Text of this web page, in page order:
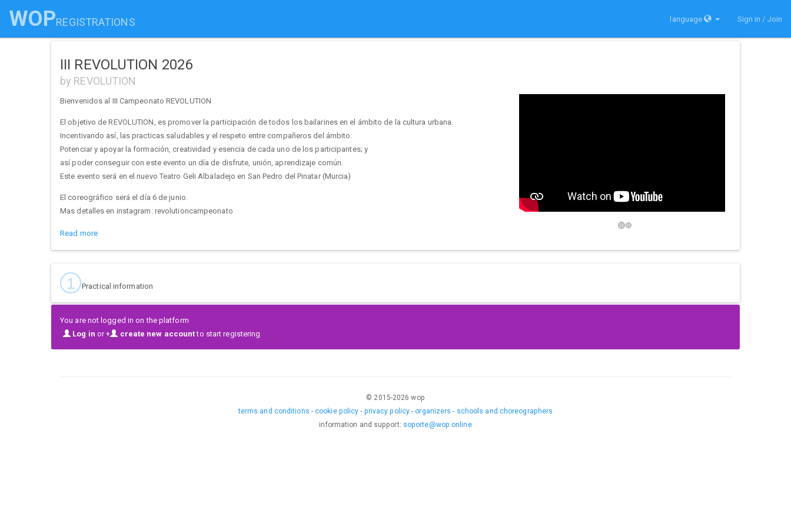
WOPREGISTRATIONS language Sign in / Join
III REVOLUTION 2026
by REVOLUTION
Bienvenidos al III Campeonato REVOLUTION
El objetivo de REVOLUTION, es promover la participación de todos los bailarines en el ámbito de la cultura urbana.
Incentivando así, las practicas saludables y el respeto entre compañeros del ámbito.
Potenciar y apoyar la formación, creatividad y esencia de cada uno de los participantes; y
así poder conseguir con este evento un día de disfrute, unión, aprendizaje común.
Este evento será en el nuevo Teatro Geli Albaladejo en San Pedro del Pinatar (Murcia)
El coreográfico será el día 6 de junio.
Mas detalles en instagram: revolutioncampeonato
Read more
1 Practical information
You are not logged in on the platform
Log in or + create new accountto start registering
© 2015-2026 wop
terms and conditions -cookie policy - privacy policy - organizers - schools and choreographers
information and support: soporte@wop.online